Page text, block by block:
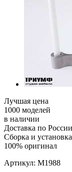
Лучшая цена
1000 моделей
в наличии
Доставка по
Сборка и установка
100% оригинал
Артикул: M1988